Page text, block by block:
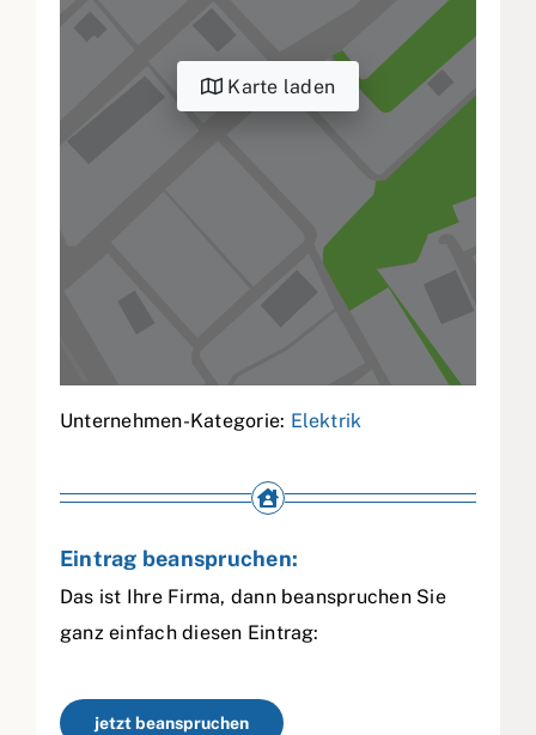
Karte laden
Unternehmen-Kategorie: Elektrik
Eintrag beanspruchen:
Das ist Ihre Firma, dann beanspruchen Sie
ganz einfach diesen Eintrag:
jetzt beanspruchen